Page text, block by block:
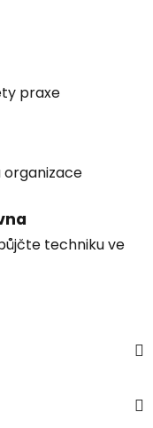
praxe
organizace
techniku ve